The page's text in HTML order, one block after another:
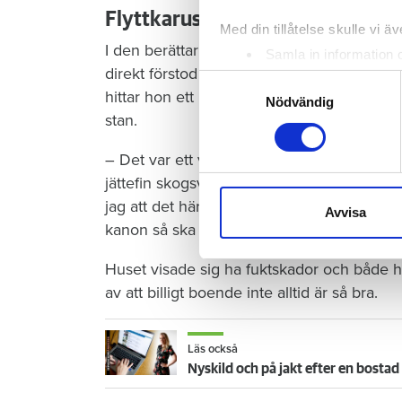
Med din tillåtelse skulle vi
Samla in information
Identifiera din enhet
Ta reda på mer om hur
eller dra tillbaka ditt
sociala medier och
till de sociala medier och
Nödvändig
Avvisa
Flyttkarusellen
I den berättar hon om chocken när
direkt förstod att hon behövde hitta ett
hittar hon ett hus att hyra på landet
stan.
– Det var ett vitt litet gulligt hus uppe på
jättefin skogsväg som man kunde gå.
jag att det här kommer att bli kanon. Det
kanon så ska jag egentligen dra öronen
Huset visade sig ha fuktskador och både
av att billigt boende inte alltid är så bra.
Läs också
Nyskild och på jakt efter en